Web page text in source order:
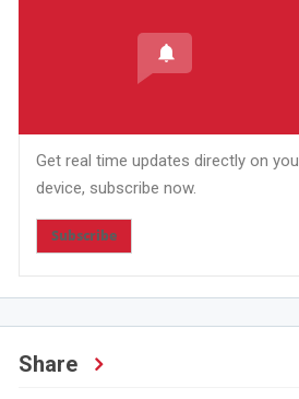
Get real time updates directly on you
device, subscribe now.
Subscribe
Share